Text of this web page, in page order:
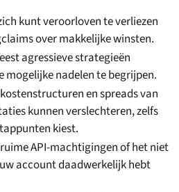
kunt veroorloven te verliezen
over makkelijke winsten.
agressieve strategieën
mogelijke nadelen te begrijpen.
en spreads van
kunnen verslechteren, zelfs
kiest.
API-machtigingen of het niet
account daadwerkelijk hebt